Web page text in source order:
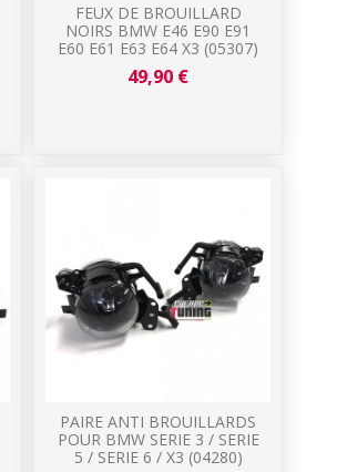
FEUX DE BROUILLARD
NOIRS BMW E46 E90 E91
E60 E61 E63 E64 X3 (05307)
49,90 €
PAIRE ANTI BROUILLARDS
POUR BMW SERIE 3 / SERIE
5 / SERIE 6 / X3 (04280)